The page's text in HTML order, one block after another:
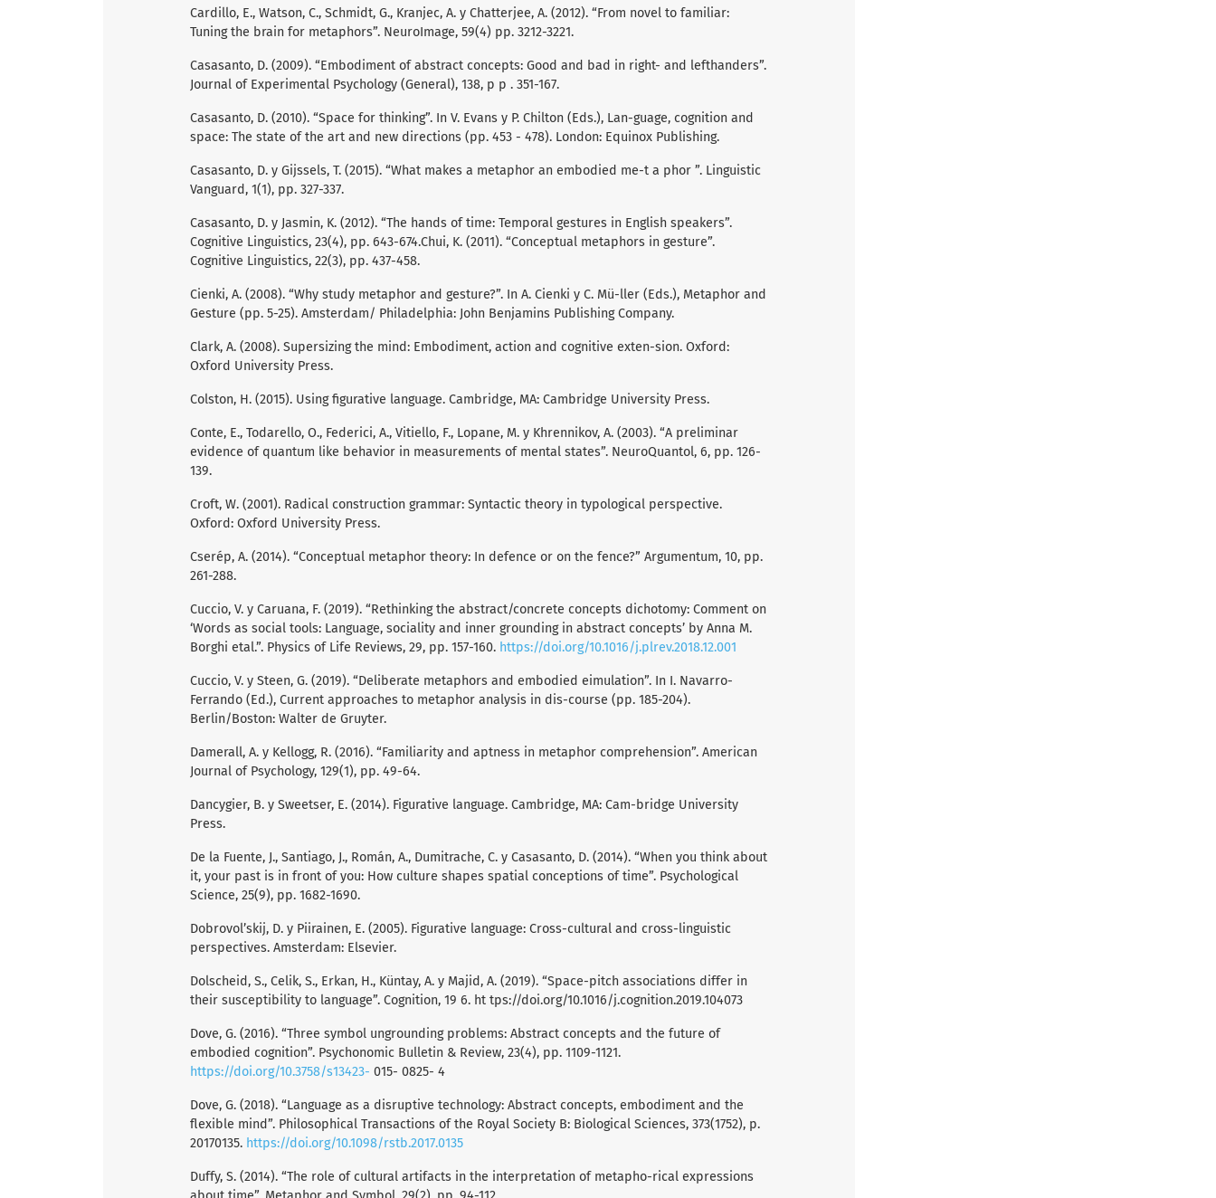
Cardillo, E., Watson, C., Schmidt, G., Kranjec, A. y Chatterjee, A. (2012). “From novel to familiar:
Tuning the brain for metaphors”. NeuroImage, 59(4) pp. 3212-3221.
Casasanto, D. (2009). “Embodiment of abstract concepts: Good and bad in right- and lefthanders”.
Journal of Experimental Psychology (General), 138, p p . 351-167.
Casasanto, D. (2010). “Space for thinking”. In V. Evans y P. Chilton (Eds.), Lan-guage, cognition and
space: The state of the art and new directions (pp. 453 - 478). London: Equinox Publishing.
Casasanto, D. y Gijssels, T. (2015). “What makes a metaphor an embodied me-t a phor ”. Linguistic
Vanguard, 1(1), pp. 327-337.
Casasanto, D. y Jasmin, K. (2012). “The hands of time: Temporal gestures in English speakers”.
Cognitive Linguistics, 23(4), pp. 643-674.Chui, K. (2011). “Conceptual metaphors in gesture”.
Cognitive Linguistics, 22(3), pp. 437-458.
Cienki, A. (2008). “Why study metaphor and gesture?”. In A. Cienki y C. Mü-ller (Eds.), Metaphor and
Gesture (pp. 5-25). Amsterdam/ Philadelphia: John Benjamins Publishing Company.
Clark, A. (2008). Supersizing the mind: Embodiment, action and cognitive exten-sion. Oxford:
Oxford University Press.
Colston, H. (2015). Using figurative language. Cambridge, MA: Cambridge University Press.
Conte, E., Todarello, O., Federici, A., Vitiello, F., Lopane, M. y Khrennikov, A. (2003). “A preliminar
evidence of quantum like behavior in measurements of mental states”. NeuroQuantol, 6, pp. 126-
139.
Croft, W. (2001). Radical construction grammar: Syntactic theory in typological perspective.
Oxford: Oxford University Press.
Cserép, A. (2014). “Conceptual metaphor theory: In defence or on the fence?” Argumentum, 10, pp.
261-288.
Cuccio, V. y Caruana, F. (2019). “Rethinking the abstract/concrete concepts dichotomy: Comment on
‘Words as social tools: Language, sociality and inner grounding in abstract concepts’ by Anna M.
Borghi etal.”. Physics of Life Reviews, 29, pp. 157-160. https://doi.org/10.1016/j.plrev.2018.12.001
Cuccio, V. y Steen, G. (2019). “Deliberate metaphors and embodied eimulation”. In I. Navarro-
Ferrando (Ed.), Current approaches to metaphor analysis in dis-course (pp. 185-204).
Berlin/Boston: Walter de Gruyter.
Damerall, A. y Kellogg, R. (2016). “Familiarity and aptness in metaphor comprehension”. American
Journal of Psychology, 129(1), pp. 49-64.
Dancygier, B. y Sweetser, E. (2014). Figurative language. Cambridge, MA: Cam-bridge University
Press.
De la Fuente, J., Santiago, J., Román, A., Dumitrache, C. y Casasanto, D. (2014). “When you think about
it, your past is in front of you: How culture shapes spatial conceptions of time”. Psychological
Science, 25(9), pp. 1682-1690.
Dobrovol’skij, D. y Piirainen, E. (2005). Figurative language: Cross-cultural and cross-linguistic
perspectives. Amsterdam: Elsevier.
Dolscheid, S., Celik, S., Erkan, H., Küntay, A. y Majid, A. (2019). “Space-pitch associations differ in
their susceptibility to language”. Cognition, 19 6. ht tps://doi.org/10.1016/j.cognition.2019.104073
Dove, G. (2016). “Three symbol ungrounding problems: Abstract concepts and the future of
embodied cognition”. Psychonomic Bulletin & Review, 23(4), pp. 1109-1121.
https://doi.org/10.3758/s13423- 015- 0825- 4
Dove, G. (2018). “Language as a disruptive technology: Abstract concepts, embodiment and the
flexible mind”. Philosophical Transactions of the Royal Society B: Biological Sciences, 373(1752), p.
20170135. https://doi.org/10.1098/rstb.2017.0135
Duffy, S. (2014). “The role of cultural artifacts in the interpretation of metapho-rical expressions